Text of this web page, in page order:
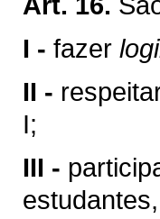
I - fazer
II -
I;
III -